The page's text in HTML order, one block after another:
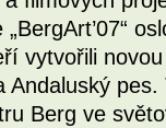
vytvořili
Andaluský
Berg ve